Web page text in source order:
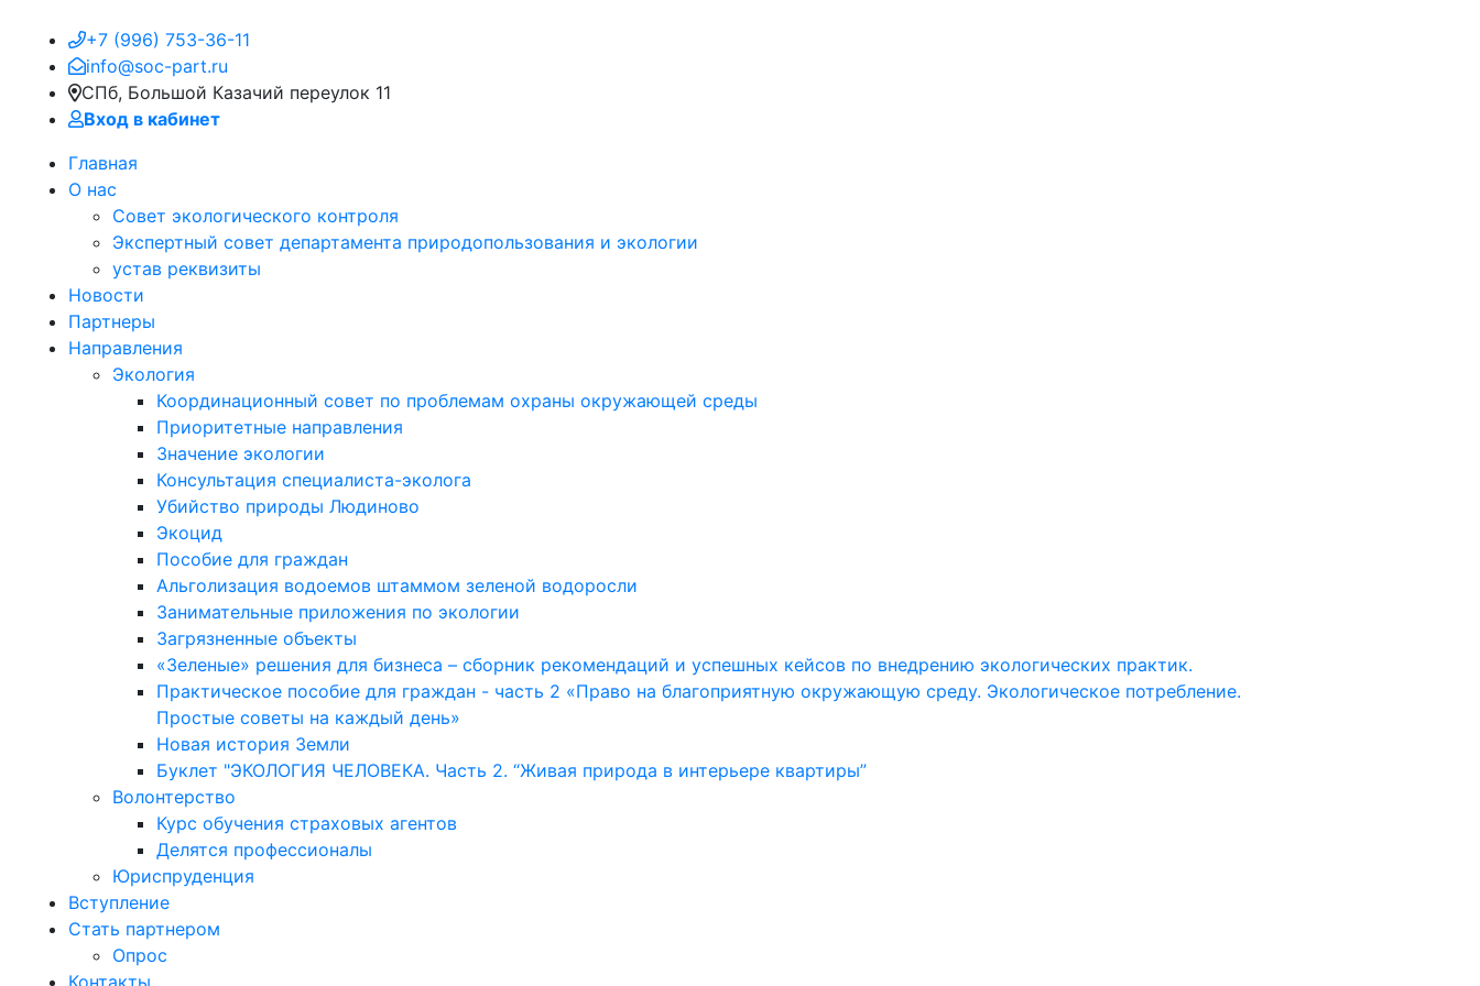
+7 (996) 753-36-11
info@soc-part.ru
СПб, Большой Казачий переулок 11
Вход в кабинет
Главная
О нас
Совет экологического контроля
Экспертный совет департамента природопользования и экологии
устав реквизиты
Новости
Партнеры
Направления
Экология
Координационный совет по проблемам охраны окружающей среды
Приоритетные направления
Значение экологии
Консультация специалиста-эколога
Убийство природы Людиново
Экоцид
Пособие для граждан
Альголизация водоемов штаммом зеленой водоросли
Занимательные приложения по экологии
Загрязненные объекты
«Зеленые» решения для бизнеса – сборник рекомендаций и успешных кейсов по внедрению экологических практик.
Практическое пособие для граждан - часть 2 «Право на благоприятную окружающую среду. Экологическое потребление.
Простые советы на каждый день»
Новая история Земли
Буклет "ЭКОЛОГИЯ ЧЕЛОВЕКА. Часть 2. “Живая природа в интерьере квартиры”
Волонтерство
Курс обучения страховых агентов
Делятся профессионалы
Юриспруденция
Вступление
Стать партнером
Опрос
Контакты